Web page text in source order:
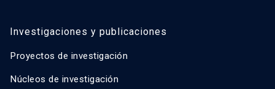
Investigaciones y publicaciones
Proyectos de investigación
Núcleos de investigación